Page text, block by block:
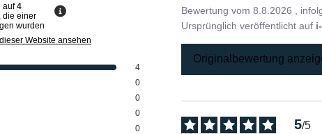
auf4
die einer
wurden
Website ansehen
4
0
0
0
0
Bewertung vom8.8.2026 ,
Ursprünglich veröffentlicht auf
Originalbewertung
5/5